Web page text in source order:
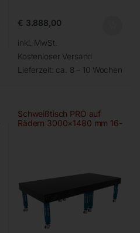
€ 3.888,00
inkl. MwSt.
Kostenloser Versand
Lieferzeit: ca. 8 – 10 Wochen
Schweißtisch PRO auf
Rädern 3000×1480 mm 16-